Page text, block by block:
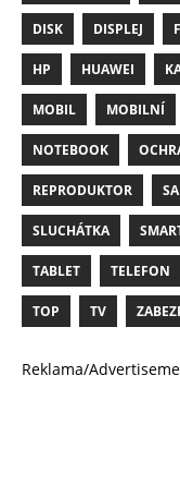
DISK DISPLEJ
HP HUAWEI
MOBIL MOBILNÍ
NOTEBOOK
REPRODUKTOR
SLUCHÁTKA
TABLET TELEFON
TOP TV
Reklama/